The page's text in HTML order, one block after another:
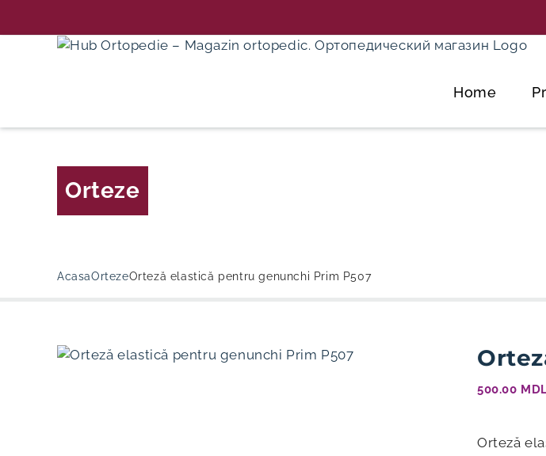
Home
Orteze
AcasaOrtezeOrteză elastică pentru genunchi Prim P507
500.00
Orteză